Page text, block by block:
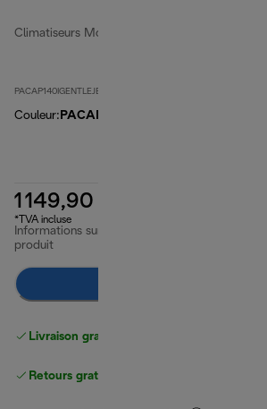
Climatiseurs Mobiles
PACAP140IGENTLEJET
Couleur: PACAP140IGENTLEJET
1 149,90 €
*TVA incluse
Informations sur le
produit
Livraison gratuite standard
Retours gratuits